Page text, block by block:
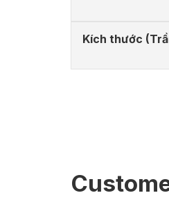
Kích thước